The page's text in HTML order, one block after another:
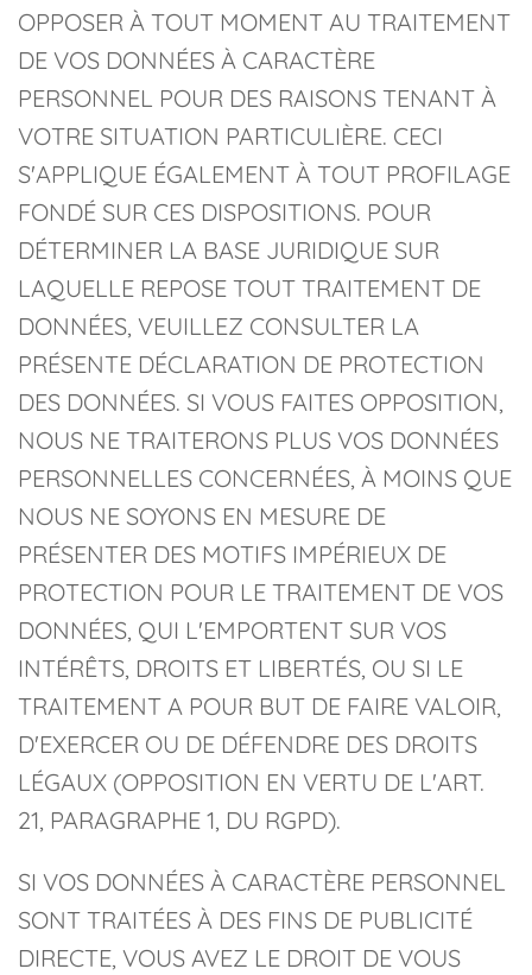
OPPOSER À TOUT MOMENT AU TRAITEMENT
DE VOS DONNÉES À CARACTÈRE
PERSONNEL POUR DES RAISONS TENANT À
VOTRE SITUATION PARTICULIÈRE. CECI
S'APPLIQUE ÉGALEMENT À TOUT PROFILAGE
FONDÉ SUR CES DISPOSITIONS. POUR
DÉTERMINER LA BASE JURIDIQUE SUR
LAQUELLE REPOSE TOUT TRAITEMENT DE
DONNÉES, VEUILLEZ CONSULTER LA
PRÉSENTE DÉCLARATION DE PROTECTION
DES DONNÉES. SI VOUS FAITES OPPOSITION,
NOUS NE TRAITERONS PLUS VOS DONNÉES
PERSONNELLES CONCERNÉES, À MOINS QUE
NOUS NE SOYONS EN MESURE DE
PRÉSENTER DES MOTIFS IMPÉRIEUX DE
PROTECTION POUR LE TRAITEMENT DE VOS
DONNÉES, QUI L'EMPORTENT SUR VOS
INTÉRÊTS, DROITS ET LIBERTÉS, OU SI LE
TRAITEMENT A POUR BUT DE FAIRE VALOIR,
D'EXERCER OU DE DÉFENDRE DES DROITS
LÉGAUX (OPPOSITION EN VERTU DE L'ART.
21, PARAGRAPHE 1, DU RGPD).
SI VOS DONNÉES À CARACTÈRE PERSONNEL
SONT TRAITÉES À DES FINS DE PUBLICITÉ
DIRECTE, VOUS AVEZ LE DROIT DE VOUS